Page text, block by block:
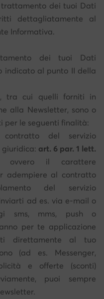
dei tuoi Dati
dettagliatamente al
Informativa.
dei tuoi Dati
indicato al punto II della
tra cui quelli forniti in
alla Newsletter, sono o
per le seguenti finalità:
del servizio
giuridica: art. 6 par. 1 lett.
ovvero il carattere
adempiere al contratto
del servizio
ad es. via e-mail o
sms, mms, push o
per te applicazione
direttamente al tuo
(ad es. Messenger,
e offerte (sconti)
puoi sempre